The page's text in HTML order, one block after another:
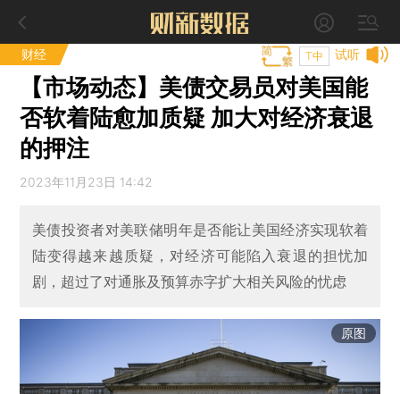
财经 试听
T中
【市场动态】美债交易员对美国能
否软着陆愈加质疑 加大对经济衰退
的押注
2023年11月23日 14:42
美债投资者对美联储明年是否能让美国经济实现软着
陆变得越来越质疑，对经济可能陷入衰退的担忧加
剧，超过了对通胀及预算赤字扩大相关风险的忧虑
原图